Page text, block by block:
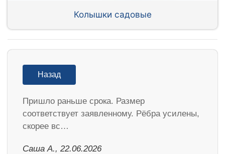
Колышки садовые
Назад
Пришло раньше срока. Размер
соответствует заявленному. Рёбра усилены,
скорее вс…
Саша А., 22.06.2026